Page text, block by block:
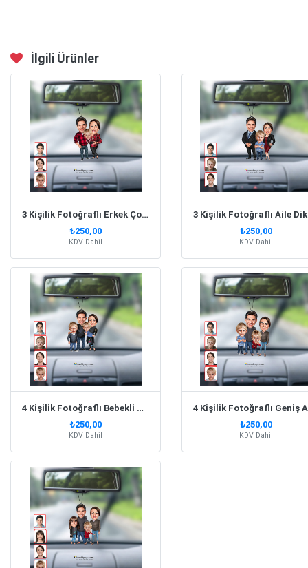
İlgili Ürünler
3 Kişilik Fotoğraflı Erkek Çocuklu Aile Dikiz Ayna Süsü Biblo
₺250,00
KDV Dahil
₺250,00
KDV Dahil
4 Kişilik Fotoğraflı Bebekli Aile Dikiz Ayna Süsü Biblo
₺250,00
KDV Dahil
₺250,00
KDV Dahil